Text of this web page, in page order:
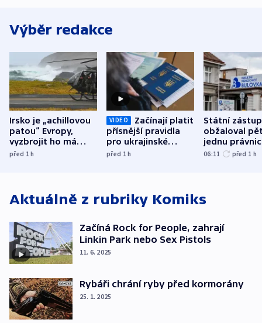
Výběr redakce
Irsko je „achillovou
patou“ Evropy,
vyzbrojit ho má
Francie
před 1h
VIDEO
Začínají platit
přísnější pravidla
pro ukrajinské
uprchlíky
před 1h
Státní
obžaloval
jednu
osobu v
06:11 před 1 h
Aktuálně z rubriky Komiks
Začíná Rock for People, zahrají
Linkin Park nebo Sex Pistols
11. 6. 2025
Rybáři chrání ryby před kormorány
25. 1. 2025